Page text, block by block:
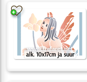
alk. 10x17cm ja suur